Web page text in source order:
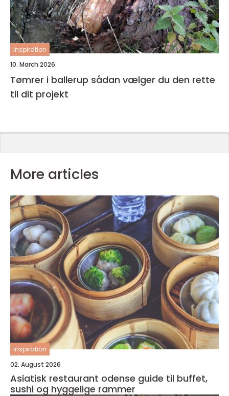
inspiration
10. March 2026
Tømrer i ballerup sådan vælger du den rette
til dit projekt
More articles
inspiration
02. August 2026
Asiatisk restaurant odense guide til buffet,
sushi og hyggelige rammer